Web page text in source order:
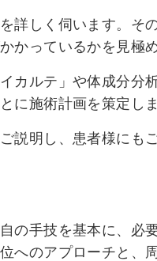
詳しく伺います。そ
かっているかを見極め
カルテ」や体成分分
に施術計画を策定しま
説明し、患者様にも
の手技を基本に、必
へのアプローチと、